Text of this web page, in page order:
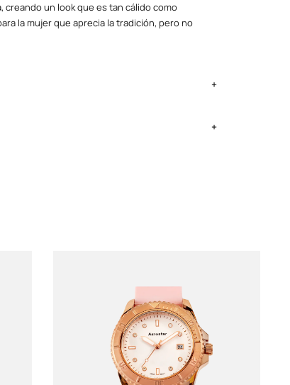
un look que es tan cálido como
la mujer que aprecia la tradición, pero no
Correa